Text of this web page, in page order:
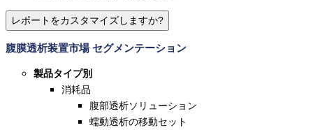
レポートをカスタマイズしますか?
腹膜透析装置市場 セグメンテーション
製品タイプ別
消耗品
腹部透析ソリューション
蠕動透析の移動セット